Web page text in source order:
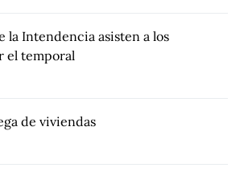
la Intendencia asisten a los
el temporal
de viviendas